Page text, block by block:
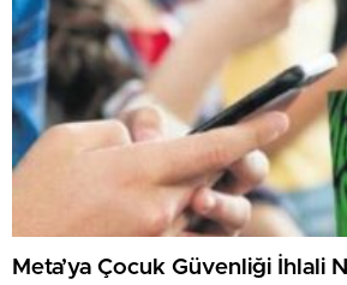
Meta’ya Çocuk Güvenliği İhlali